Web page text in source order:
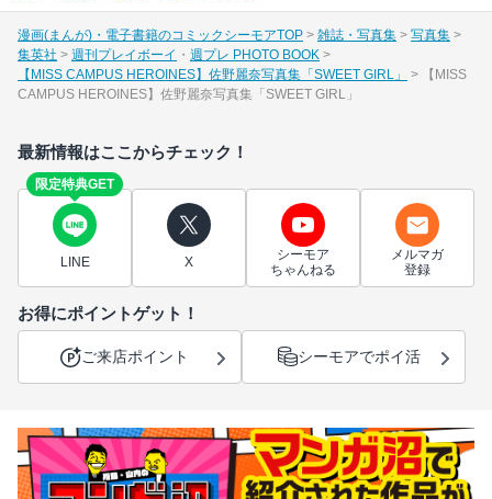
漫画(まんが)・電子書籍のコミックシーモアTOP 雑誌・写真集
写真集
集英社
週刊プレイボーイ
週プレ PHOTO BOOK
【MISS CAMPUS HEROINES】佐野麗奈写真集「SWEET GIRL」
【MISS
CAMPUS HEROINES】佐野麗奈写真集「SWEET GIRL」
最新情報はここからチェック！
限定特典GET
LINE X
シーモア
ちゃんねる
メルマガ
登録
お得にポイントゲット！
ご来店ポイント シーモアでポイ活